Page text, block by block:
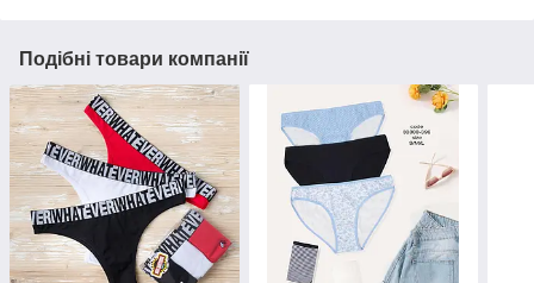
Подібні товари компанії